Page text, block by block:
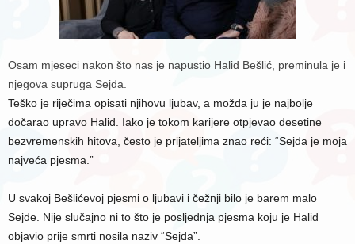
Osam mjeseci nakon što nas je napustio Halid Bešlić, preminula je i
njegova supruga Sejda.
Teško je riječima opisati njihovu ljubav, a možda ju je najbolje
dočarao upravo Halid. Iako je tokom karijere otpjevao desetine
bezvremenskih hitova, često je prijateljima znao reći: “Sejda je moja
najveća pjesma.”
U svakoj Bešlićevoj pjesmi o ljubavi i čežnji bilo je barem malo
Sejde. Nije slučajno ni to što je posljednja pjesma koju je Halid
objavio prije smrti nosila naziv “Sejda”.